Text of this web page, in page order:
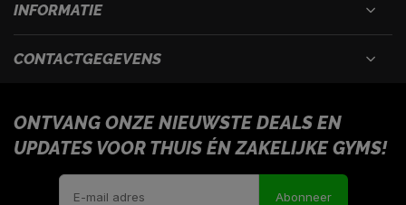
INFORMATIE
CONTACTGEGEVENS
ONTVANG ONZE NIEUWSTE DEALS EN
UPDATES VOOR THUIS ÉN ZAKELIJKE GYMS!
Abonneer